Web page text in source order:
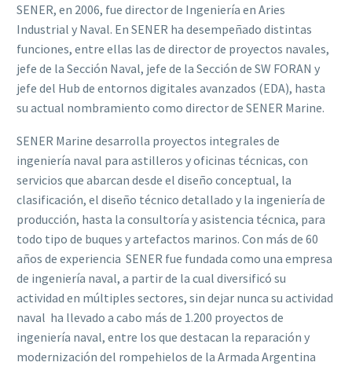
SENER, en 2006, fue director de Ingeniería en Aries
Industrial y Naval. En SENER ha desempeñado distintas
funciones, entre ellas las de director de proyectos navales,
jefe de la Sección Naval, jefe de la Sección de SW FORAN y
jefe del Hub de entornos digitales avanzados (EDA), hasta
su actual nombramiento como director de SENER Marine.
SENER Marine desarrolla proyectos integrales de
ingeniería naval para astilleros y oficinas técnicas, con
servicios que abarcan desde el diseño conceptual, la
clasificación, el diseño técnico detallado y la ingeniería de
producción, hasta la consultoría y asistencia técnica, para
todo tipo de buques y artefactos marinos. Con más de 60
años de experiencia  SENER fue fundada como una empresa
de ingeniería naval, a partir de la cual diversificó su
actividad en múltiples sectores, sin dejar nunca su actividad
naval  ha llevado a cabo más de 1.200 proyectos de
ingeniería naval, entre los que destacan la reparación y
modernización del rompehielos de la Armada Argentina